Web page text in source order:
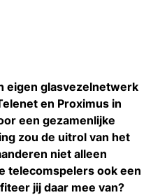
eigen glasvezelnetwerk
en Proximus in
een gezamenlijke
zou de uitrol van het
niet alleen
telecomspelers ook een
jij daar mee van?